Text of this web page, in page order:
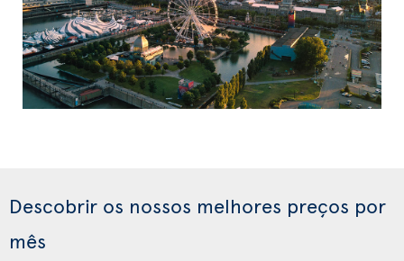
Descobrir os nossos melhores preços por
mês